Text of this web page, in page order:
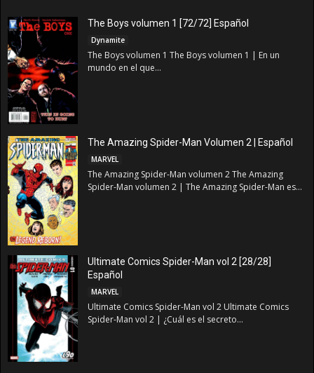
The Boys volumen 1 [72/72] Español
Dynamite
The Boys volumen 1 The Boys volumen 1 | En un
mundo en el que...
The Amazing Spider-Man Volumen 2 | Español
MARVEL
The Amazing Spider-Man volumen 2 The Amazing
Spider-Man volumen 2 | The Amazing Spider-Man es...
Ultimate Comics Spider-Man vol 2 [28/28]
Español
MARVEL
Ultimate Comics Spider-Man vol 2 Ultimate Comics
Spider-Man vol 2 | ¿Cuál es el secreto...